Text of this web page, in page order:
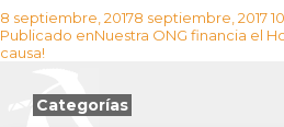
Publicado
el
8 septiembre, 20178 septiembre, 2017
Navegación
de
Publicado enNuestra ONG financia el
causa!
Categorías